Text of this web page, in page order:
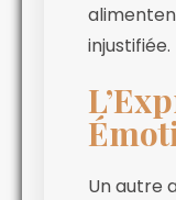
injustifiée.
Un autre